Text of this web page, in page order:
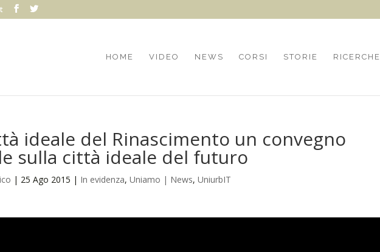
HOME VIDEO NEWS CORSI STORIE RICERCHE
ideale del Rinascimento un convegno
sulla città ideale del futuro
| 25 Ago 2015 | In evidenza, Uniamo | News, UniurbIT